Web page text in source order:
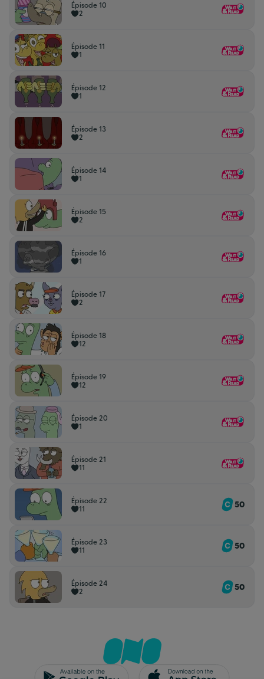
Épisode 10
2
Épisode 11
1
Épisode 12
1
Épisode 13
2
Épisode 14
1
Épisode 15
2
Épisode 16
1
Épisode 17
2
Épisode 18
12
Épisode 19
12
Épisode 20
1
Épisode 21
11
Épisode 22
11
50
Épisode 23
11
50
Épisode 24
2
50